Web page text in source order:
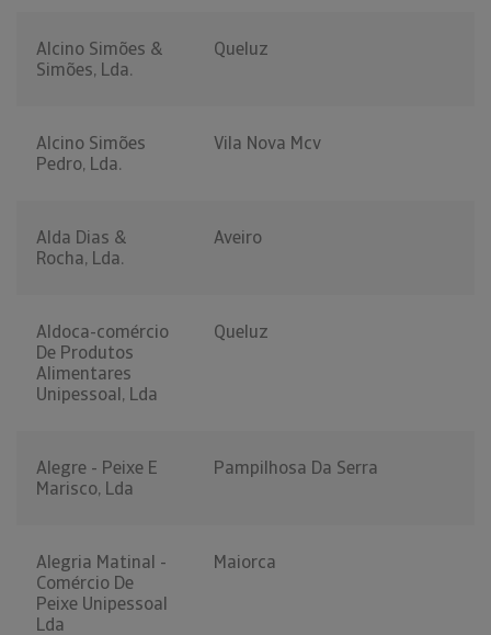
Alcino Simões &
Simões, Lda.
Queluz
Alcino Simões
Pedro, Lda.
Vila Nova Mcv
Alda Dias &
Rocha, Lda.
Aveiro
Aldoca-comércio
De Produtos
Alimentares
Unipessoal, Lda
Queluz
Alegre - Peixe E
Marisco, Lda
Pampilhosa Da Serra
Alegria Matinal -
Comércio De
Peixe Unipessoal
Lda
Maiorca